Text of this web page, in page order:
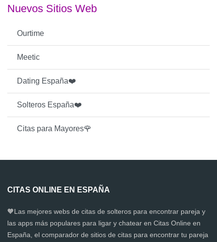
Nuevos Sitios Web
Ourtime
Meetic
Dating España❤️
Solteros España❤️
Citas para Mayores🌹
CITAS ONLINE EN ESPAÑA
🧡Las mejores webs de citas de solteros para encontrar pareja y
las apps más populares para ligar y chatear en Citas Online en
España, el comparador de sitios de citas para encontrar tu pareja